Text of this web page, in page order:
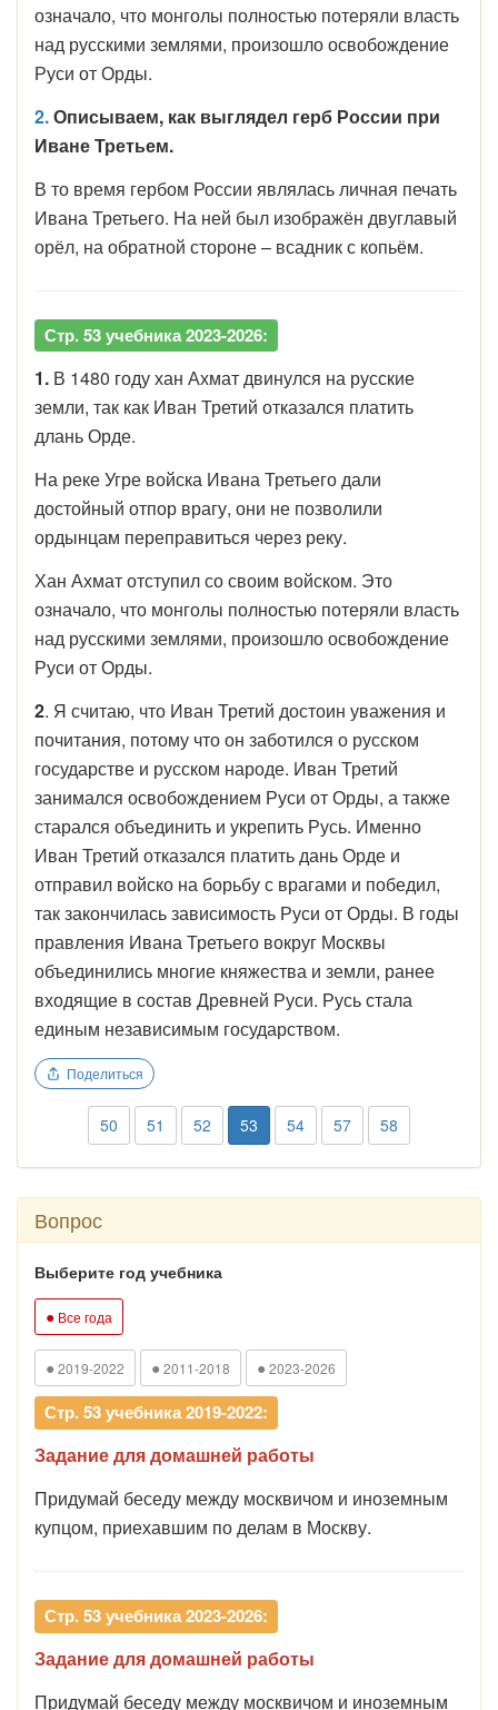
означало, что монголы полностью потеряли власть
над русскими землями, произошло освобождение
Руси от Орды.
2.Описываем, как выглядел герб России при
Иване Третьем.
В то время гербом России являлась личная печать
Ивана Третьего. На ней был изображён двуглавый
орёл, на обратной стороне – всадник с копьём.
Стр. 53 учебника 2023-2026:
1. В 1480 году хан Ахмат двинулся на русские
земли, так как Иван Третий отказался платить
длань Орде.
На реке Угре войска Ивана Третьего дали
достойный отпор врагу, они не позволили
ордынцам переправиться через реку.
Хан Ахмат отступил со своим войском. Это
означало, что монголы полностью потеряли власть
над русскими землями, произошло освобождение
Руси от Орды.
2. Я считаю, что Иван Третий достоин уважения и
почитания, потому что он заботился о русском
государстве и русском народе. Иван Третий
занимался освобождением Руси от Орды, а также
старался объединить и укрепить Русь. Именно
Иван Третий отказался платить дань Орде и
отправил войско на борьбу с врагами и победил,
так закончилась зависимость Руси от Орды. В годы
правления Ивана Третьего вокруг Москвы
объединились многие княжества и земли, ранее
входящие в состав Древней Руси. Русь стала
единым независимым государством.
Поделиться
50 51 52 53 54 57 58
Вопрос
Выберите год учебника
● Все года
● 2019-2022 ● 2011-2018 ● 2023-2026
Стр. 53 учебника 2019-2022:
Задание для домашней работы
Придумай беседу между москвичом и иноземным
купцом, приехавшим по делам в Москву.
Стр. 53 учебника 2023-2026:
Задание для домашней работы
Придумай беседу между москвичом и иноземным